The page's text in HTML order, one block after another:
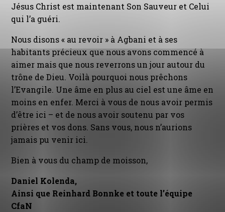
Jésus Christ est maintenant Son Sauveur et Celui
qui l’a guéri.
Nous disons « au revoir » à Agbani et à ses
habitants précieux que nous avons commencé à
aimer mais que nous reverrons un jour autour du
trône de Dieu. Voilà pourquoi nous prêchons
l’Evangile. Une âme en plus au ciel est une âme en
moins en enfer. Merci à vous de nous avoir permis
d’être ici – et de nous avoir soutenu par vos
prières et vos dons. Sans vous, nous n’aurions
jamais pu venir ici.
Bien à vous du champ de moisson,
Daniel Kolenda,
Ainsi que Reinhard Bonnke et toute l’équipe
CfaN